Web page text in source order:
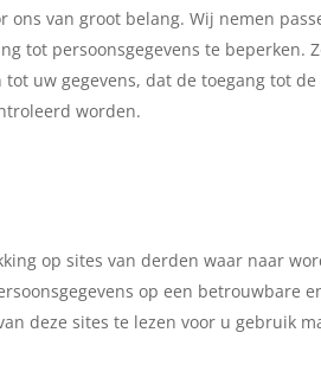
ons van groot belang. Wij nemen
tot persoonsgegevens te beperken.
uw gegevens, dat de toegang tot
worden.
op sites van derden waar naar
op een betrouwbare
deze sites te lezen voor u gebruik